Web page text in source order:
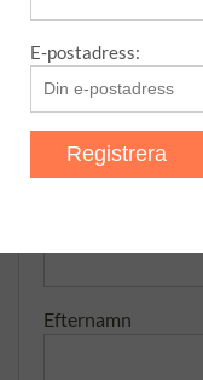
ENKELT
Efternamn
E-postadress: